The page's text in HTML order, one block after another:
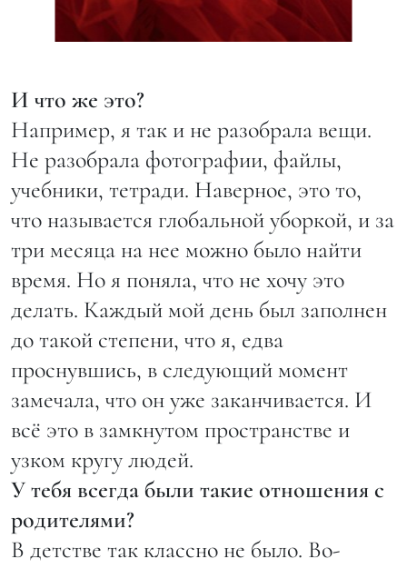
И что же это?
Например, я так и не разобрала вещи.
Не разобрала фотографии, файлы,
учебники, тетради. Наверное, это то,
что называется глобальной уборкой, и за
три месяца на нее можно было найти
время. Но я поняла, что не хочу это
делать. Каждый мой день был заполнен
до такой степени, что я, едва
проснувшись, в следующий момент
замечала, что он уже заканчивается. И
всё это в замкнутом пространстве и
узком кругу людей.
У тебя всегда были такие отношения с
родителями?
В детстве так классно не было. Во-